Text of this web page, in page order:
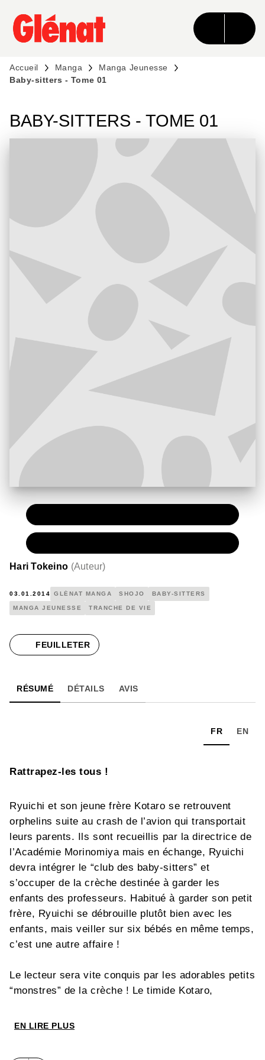
MENU RECHERCHE CONTENU
PIED DE PAGE
Accueil Manga
Manga Jeunesse
Baby-sitters - Tome 01
BABY-SITTERS - TOME 01
Hari Tokeino (Auteur)
03.01.2014 GLÉNAT MANGA SHOJO BABY-SITTERS
MANGA JEUNESSE TRANCHE DE VIE
FEUILLETER
RÉSUMÉ DÉTAILS AVIS
FR EN
Rattrapez-les tous !
Ryuichi et son jeune frère Kotaro se retrouvent
orphelins suite au crash de l’avion qui transportait
leurs parents. Ils sont recueillis par la directrice de
l’Académie Morinomiya mais en échange, Ryuichi
devra intégrer le “club des baby-sitters” et
s’occuper de la crèche destinée à garder les
enfants des professeurs. Habitué à garder son petit
frère, Ryuichi se débrouille plutôt bien avec les
enfants, mais veiller sur six bébés en même temps,
c’est une autre affaire !
Le lecteur sera vite conquis par les adorables petits
“monstres” de la crèche ! Le timide Kotaro,
Takuma, le craintif Kazuma et la petite Midori…
EN LIRE PLUS